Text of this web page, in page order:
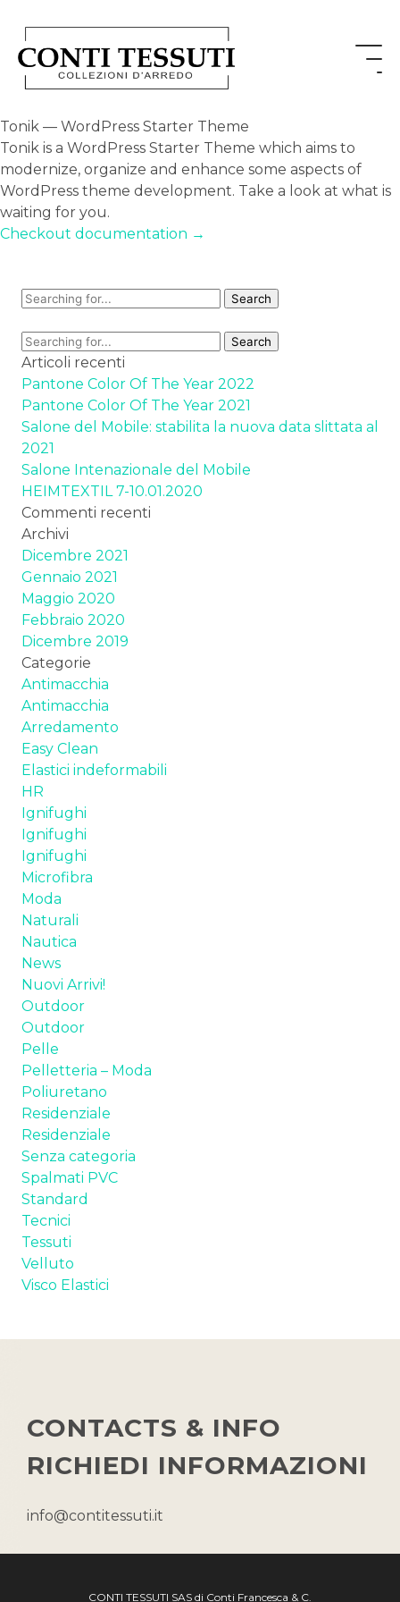
Tonik — WordPress Starter Theme
Tonik is a WordPress Starter Theme which aims to
modernize, organize and enhance some aspects of
WordPress theme development. Take a look at what is
waiting for you.
Checkout documentation →
Articoli recenti
Pantone Color Of The Year 2022
Pantone Color Of The Year 2021
Salone del Mobile: stabilita la nuova data slittata al
2021
Salone Intenazionale del Mobile
HEIMTEXTIL 7-10.01.2020
Commenti recenti
Archivi
Dicembre 2021
Gennaio 2021
Maggio 2020
Febbraio 2020
Dicembre 2019
Categorie
Antimacchia
Antimacchia
Arredamento
Easy Clean
Elastici indeformabili
HR
Ignifughi
Ignifughi
Ignifughi
Microfibra
Moda
Naturali
Nautica
News
Nuovi Arrivi!
Outdoor
Outdoor
Pelle
Pelletteria – Moda
Poliuretano
Residenziale
Residenziale
Senza categoria
Spalmati PVC
Standard
Tecnici
Tessuti
Velluto
Visco Elastici
CONTACTS & INFO
RICHIEDI INFORMAZIONI
info@contitessuti.it
CONTI TESSUTI SAS di Conti Francesca & C.